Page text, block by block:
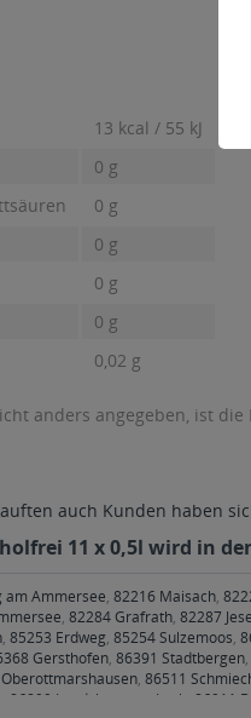
13 kcal / 55 kJ
0 g
0 g
0 g
0 g
0 g
0,02 g
anders angegeben, ist
auch Kunden haben
11 x 0,5l wird in
am Ammersee, 82216 Maisach,
, 82284 Grafrath, 82287
, 85253 Erdweg, 85254 Sulzemoos,
Gersthofen, 86391 Stadtbergen,
, 86511
86899 Landsberg am Lech 86911